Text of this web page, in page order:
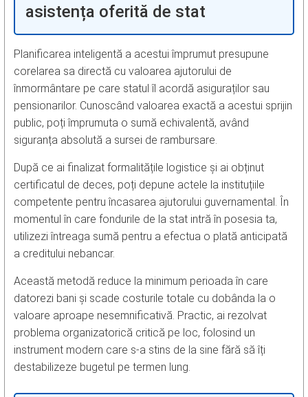
asistența oferită de stat
Planificarea inteligentă a acestui împrumut presupune
corelarea sa directă cu valoarea ajutorului de
înmormântare pe care statul îl acordă asiguraților sau
pensionarilor. Cunoscând valoarea exactă a acestui sprijin
public, poți împrumuta o sumă echivalentă, având
siguranța absolută a sursei de rambursare.
După ce ai finalizat formalitățile logistice și ai obținut
certificatul de deces, poți depune actele la instituțiile
competente pentru încasarea ajutorului guvernamental. În
momentul în care fondurile de la stat intră în posesia ta,
utilizezi întreaga sumă pentru a efectua o plată anticipată
a creditului nebancar.
Această metodă reduce la minimum perioada în care
datorezi bani și scade costurile totale cu dobânda la o
valoare aproape nesemnificativă. Practic, ai rezolvat
problema organizatorică critică pe loc, folosind un
instrument modern care s-a stins de la sine fără să îți
destabilizeze bugetul pe termen lung.